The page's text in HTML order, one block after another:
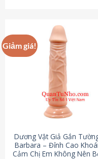
Giảm giá!
Dương Vật Giả Gắn
Barbara – Đỉnh Cao Khoái
Cảm Chị Em Không Nên